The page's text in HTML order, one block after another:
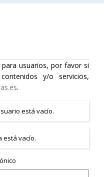
usuarios, por favor si
y/o servicios,
.
está vacío.
está vacío.